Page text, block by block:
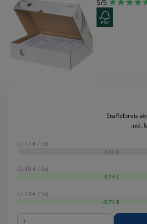
5/5
Staffelpreis
inkl.
(2.37 € / St)
-0,00 €
(2.30 € / St)
-0,14 €
(2.23 € / St)
-0,71 €
Menge